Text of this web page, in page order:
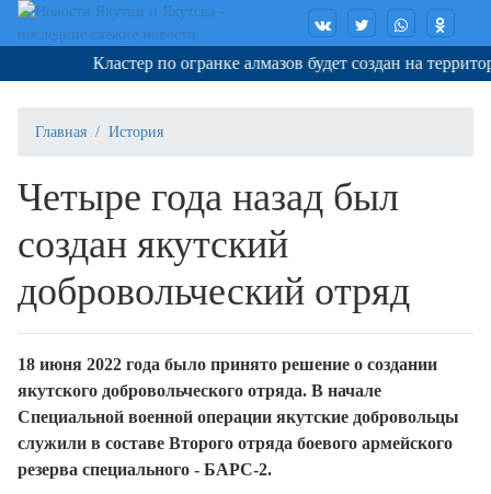
Кластер по огранке алмазов будет создан на
Главная История
Четыре года назад был
создан якутский
добровольческий отряд
18 июня 2022 года было принято решение о создании
якутского добровольческого отряда. В начале
Специальной военной операции якутские добровольцы
служили в составе Второго отряда боевого армейского
резерва специального - БАРС-2.